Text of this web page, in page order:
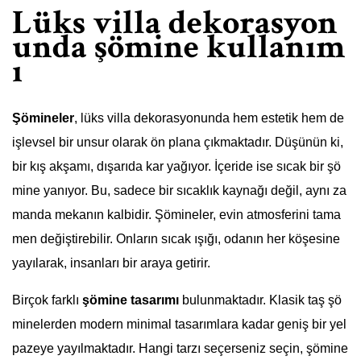
Lüks villa dekorasyon
unda şömine kullanım
ı
Şömineler, lüks villa dekorasyonunda hem estetik hem de
işlevsel bir unsur olarak ön plana çıkmaktadır. Düşünün ki,
bir kış akşamı, dışarıda kar yağıyor. İçeride ise sıcak bir şö
mine yanıyor. Bu, sadece bir sıcaklık kaynağı değil, aynı za
manda mekanın kalbidir. Şömineler, evin atmosferini tama
men değiştirebilir. Onların sıcak ışığı, odanın her köşesine
yayılarak, insanları bir araya getirir.
Birçok farklı şömine tasarımı bulunmaktadır. Klasik taş şö
minelerden modern minimal tasarımlara kadar geniş bir yel
pazeye yayılmaktadır. Hangi tarzı seçerseniz seçin, şömine